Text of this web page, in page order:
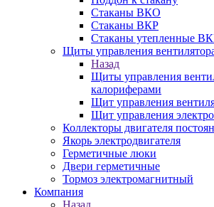
Стаканы ВКО
Стаканы ВКР
Стаканы утепленные
Щиты управления
Назад
Щиты управления
калориферами
Щит управления
Щит управления
Коллекторы двигателя
Якорь электродвигателя
Герметичные люки
Двери герметичные
Тормоз электромагнитный
Компания
Назад